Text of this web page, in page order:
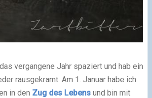
vergangene Jahr spaziert und hab ein
rausgekramt. Am 1. Januar habe ich
in den Zug des Lebensund bin mit